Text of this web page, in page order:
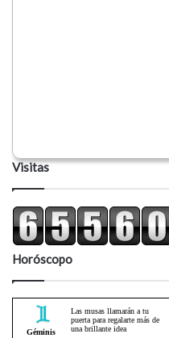
Visitas
Horóscopo